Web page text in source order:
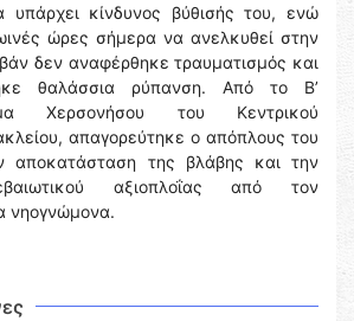
υπάρχει κίνδυνος βύθισής του, ενώ
ώρες σήμερα να ανελκυθεί στην
δεν αναφέρθηκε τραυματισμός και
θαλάσσια ρύπανση. Από το Β’
Χερσονήσου του Κεντρικού
απαγορεύτηκε ο απόπλους του
αποκατάσταση της βλάβης και την
αξιοπλοΐας από τον
νηογνώμονα.